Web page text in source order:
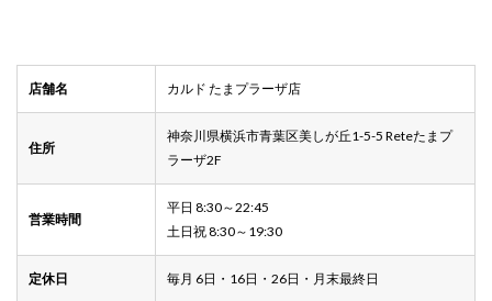
店舗名 カルド たまプラーザ店
住所
神奈川県横浜市青葉区美しが丘1-5-5 Reteたまプ
ラーザ2F
営業時間
平日 8:30～22:45
土日祝 8:30～19:30
定休日 毎月 6日・16日・26日・月末最終日